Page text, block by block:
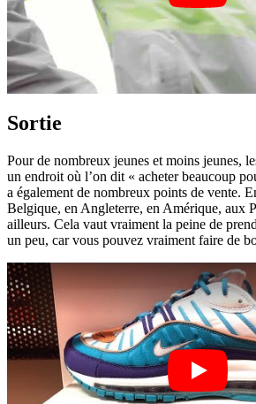
Sortie
Pour de nombreux jeunes et moins jeunes,
un endroit où l’on dit « acheter beaucoup
a également de nombreux points de vente.
Belgique, en Angleterre, en Amérique, aux
ailleurs. Cela vaut vraiment la peine de
un peu, car vous pouvez vraiment faire de